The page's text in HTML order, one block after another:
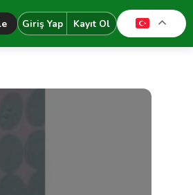
Giriş Yap Kayıt Ol